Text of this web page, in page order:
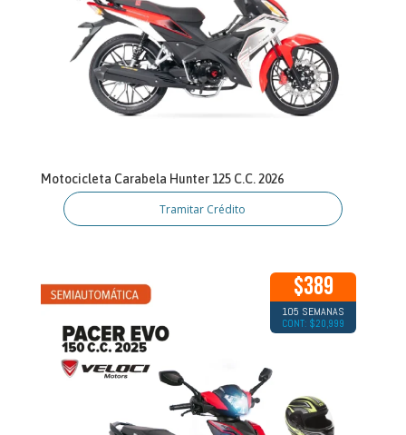
Motocicleta Carabela Hunter 125 C.C. 2026
Tramitar Crédito
$389
105 SEMANAS
CONT: $20,999